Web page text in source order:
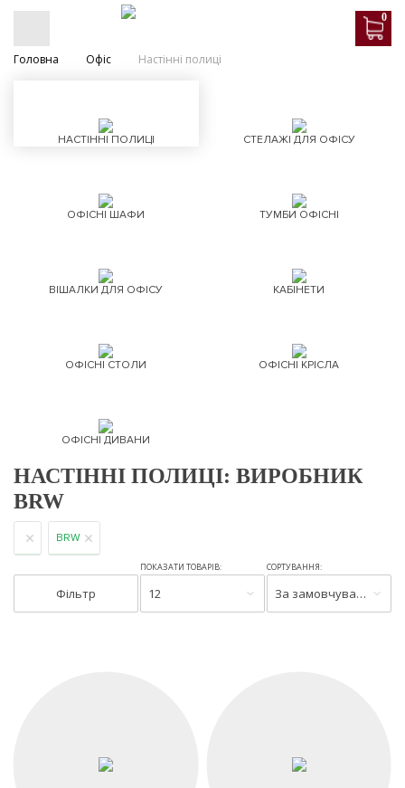
0
Головна Офіс Настінні полиці
НАСТІННІ ПОЛИЦІ СТЕЛАЖІ ДЛЯ ОФІСУ
ОФІСНІ ШАФИ ТУМБИ ОФІСНІ
ВІШАЛКИ ДЛЯ ОФІСУ КАБІНЕТИ
ОФІСНІ СТОЛИ ОФІСНІ КРІСЛА
ОФІСНІ ДИВАНИ
НАСТІННІ ПОЛИЦІ: ВИРОБНИК
BRW
BRW
Фільтр
ПОКАЗАТИ ТОВАРІВ:
12
СОРТУВАННЯ:
За замовчуванням